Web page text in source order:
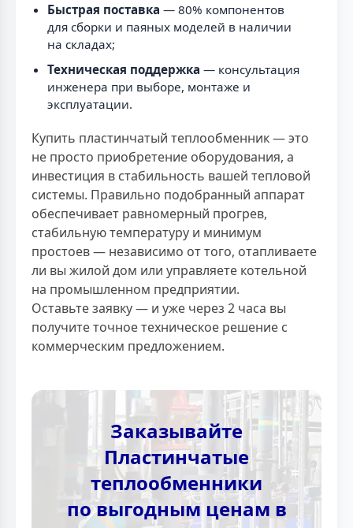
Быстрая поставка — 80% компонентов
для сборки и паяных моделей в наличии
на складах;
Техническая поддержка — консультация
инженера при выборе, монтаже и
эксплуатации.
Купить пластинчатый теплообменник — это
не просто приобретение оборудования, а
инвестиция в стабильность вашей тепловой
системы. Правильно подобранный аппарат
обеспечивает равномерный прогрев,
стабильную температуру и минимум
простоев — независимо от того, отапливаете
ли вы жилой дом или управляете котельной
на промышленном предприятии.
Оставьте заявку — и уже через 2 часа вы
получите точное техническое решение с
коммерческим предложением.
Заказывайте
Пластинчатые
теплообменники
по выгодным ценам в